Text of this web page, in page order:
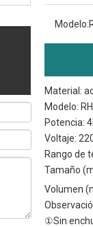
Modelo:
Material:
Modelo:
Potencia:
Voltaje:
Rango de
Tamaño
Volumen
①Sin